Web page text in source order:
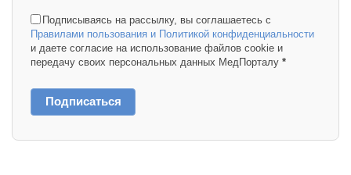
Подписываясь на рассылку, вы соглашаетесь с
Правилами пользования и Политикой конфиденциальности
и даете согласие на использование файлов cookie и
передачу своих персональных данных МедПорталу *
Подписаться